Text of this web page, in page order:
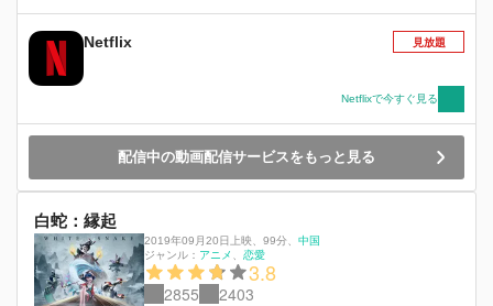
Netflix 見放題
Netflixで今すぐ見る
配信中の動画配信サービスをもっと見る
白蛇：縁起
2019年09月20日上映 99分
中国
ジャンル： アニメ 恋愛
3.8
2855 2403